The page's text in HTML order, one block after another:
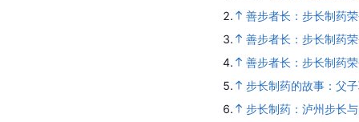
2.
善步者长：步长制药
3.
善步者长：步长制药
4.
善步者长：步长制药
5.
步长制药的故事：父
6.
步长制药：泸州步长